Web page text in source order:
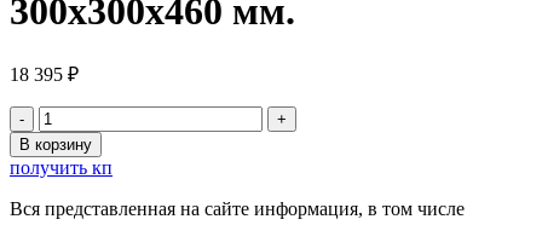
300х300х460 мм.
18 395 ₽
Количество
товара
Обеденная
зона
для
В корзину
получить кп
Вся представленная на сайте информация, в том числе